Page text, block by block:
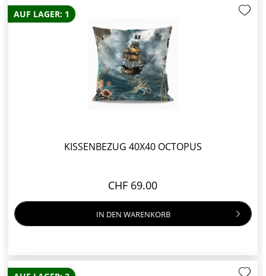
AUF LAGER: 1
KISSENBEZUG 40X40 OCTOPUS
CHF 69.00
IN DEN WARENKORB